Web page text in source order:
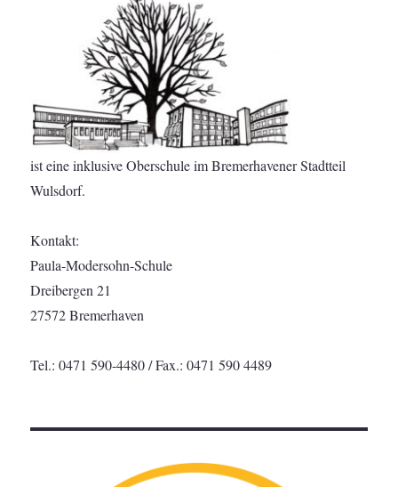
ist eine inklusive Oberschule im Bremerhavener Stadtteil
Wulsdorf.
Kontakt:
Paula-Modersohn-Schule
Dreibergen 21
27572 Bremerhaven
Tel.: 0471 590-4480 / Fax.: 0471 590 4489